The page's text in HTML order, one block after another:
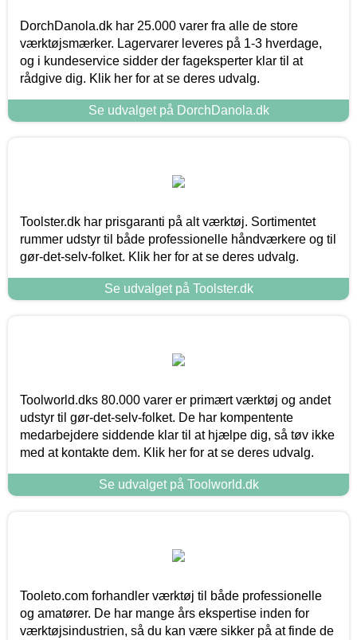
DorchDanola.dk har 25.000 varer fra alle de store
værktøjsmærker. Lagervarer leveres på 1-3 hverdage,
og i kundeservice sidder der fageksperter klar til at
rådgive dig. Klik her for at se deres udvalg.
Se udvalget på DorchDanola.dk
Toolster.dk har prisgaranti på alt værktøj. Sortimentet
rummer udstyr til både professionelle håndværkere og til
gør-det-selv-folket. Klik her for at se deres udvalg.
Se udvalget på Toolster.dk
Toolworld.dks 80.000 varer er primært værktøj og andet
udstyr til gør-det-selv-folket. De har kompentente
medarbejdere siddende klar til at hjælpe dig, så tøv ikke
med at kontakte dem. Klik her for at se deres udvalg.
Se udvalget på Toolworld.dk
Tooleto.com forhandler værktøj til både professionelle
og amatører. De har mange års ekspertise inden for
værktøjsindustrien, så du kan være sikker på at finde de